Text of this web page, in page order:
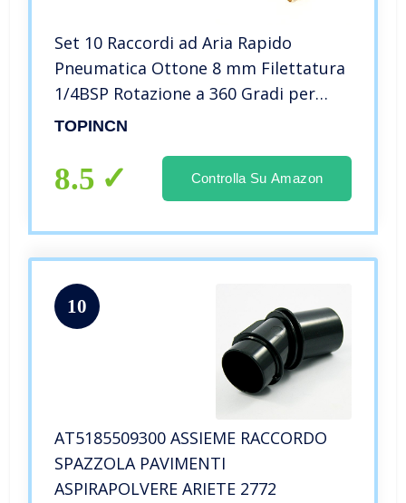
Set 10 Raccordi ad Aria Rapido
Pneumatica Ottone 8 mm Filettatura
1/4BSP Rotazione a 360 Gradi per
Strumenti Pneumatici Facile
TOPINCN
8.5 Controlla Su Amazon
10
AT5185509300 ASSIEME RACCORDO
SPAZZOLA PAVIMENTI
ASPIRAPOLVERE ARIETE 2772